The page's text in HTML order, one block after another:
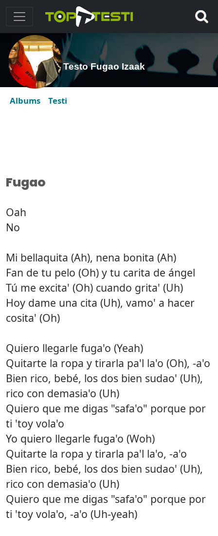
Testo Fugao Izaak
Albums Testi
Fugao
Oah
No
Mi bellaquita (Ah), nena bonita (Ah)
Fan de tu pelo (Oh) y tu carita de ángel
Tú me excita' (Oh) cuando grita' (Uh)
Hoy dame una cita (Uh), vamo' a hacer
cosita' (Oh)
Quiero llegarle fuga'o (Yeah)
Quitarte la ropa y tirarla pa'l la'o (Oh), -a'o
Bien rico, bebé, los dos bien sudao' (Uh),
rico con demasia'o (Uh)
Quiero que me digas "safa'o" porque por
ti 'toy vola'o
Yo quiero llegarle fuga'o (Woh)
Quitarte la ropa y tirarla pa'l la'o, -a'o
Bien rico, bebé, los dos bien sudao' (Uh),
rico con demasia'o (Uh)
Quiero que me digas "safa'o" porque por
ti 'toy vola'o, -a'o (Uh-yeah)